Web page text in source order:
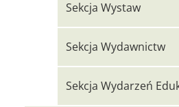
Sekcja Wystaw
Sekcja Wydawnictw
Sekcja Wydarzeń